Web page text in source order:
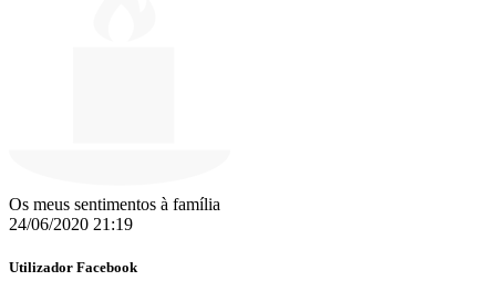
Os meus sentimentos à família
24/06/2020 21:19
Utilizador Facebook